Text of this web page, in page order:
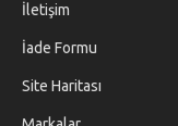
İletişim
İade Formu
Site Haritası